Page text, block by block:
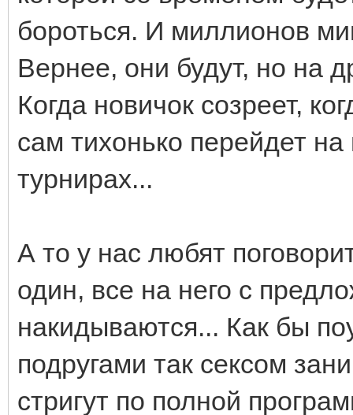
бороться. И миллионов
Вернее, они будут, но на
Когда новичок созреет,
сам тихонько перейдет
турнирах...
А то у нас любят
один, все на него с
накидываются... Как бы
подругами так сексом
стригут по полной